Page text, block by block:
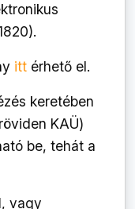
itt érhető el.
keretében
KAÜ)
be, tehát a
vagy